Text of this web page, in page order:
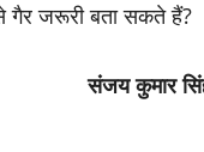
गैर जरूरी बता सकते हैं?
संजय कुमार